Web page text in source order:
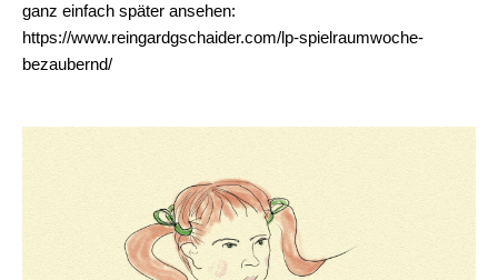
ganz einfach später ansehen:
https://www.reingardgschaider.com/lp-spielraumwoche-
bezaubernd/